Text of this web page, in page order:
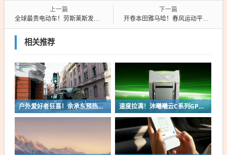
上一篇
全球最贵电动车！劳斯莱斯发布Nightingale概念车：起售价超6400万元
下一篇
开卷本田雅马哈！春风运动平踏摩托150SC-F上市：11580元起
相关推荐
户外爱好者狂喜！余承东预热享界G9：配电动顶帐、尾门厨房 速度拉满！沐曦曦云C系列GPU实现MiniMax H3模型首日适配